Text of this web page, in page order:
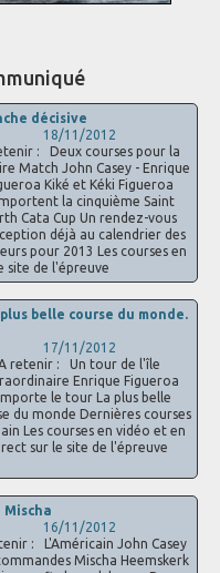
décisive
18/11/2012
: Deux courses pour la
Match John Casey - Enrique
Kiké et Kéki Figueroa
la cinquième Saint
Cata Cup Un rendez-vous
déjà au calendrier des
pour 2013 Les courses en
site de l'épreuve
belle course du monde.
17/11/2012
retenir : Un tour de l'île
Enrique Figueroa
le tour La plus belle
du monde Dernières courses
Les courses en vidéo et en
sur le site de l'épreuve
16/11/2012
: L'Américain John Casey
Mischa Heemskerk